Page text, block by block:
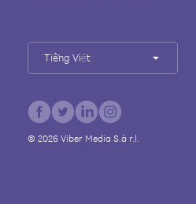
Tiếng Việt
© 2026Viber Media S.à r.l.